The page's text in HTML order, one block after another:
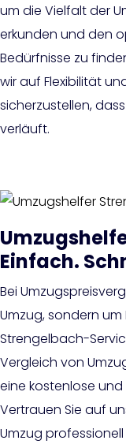
um die Vielfalt der
erkunden und den
Bedürfnisse zu
wir auf Flexibilität
sicherzustellen,
verläuft.
Einfach.
Bei
Umzug, sondern
Strengelbach-
Vergleich von
eine kostenlose
Vertrauen Sie auf
Umzug